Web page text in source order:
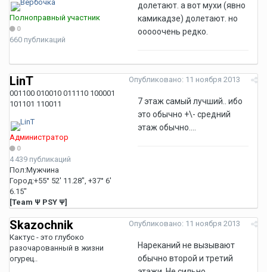
Полноправный участник
0
660 публикаций
долетают. а вот мухи (явно
камикадзе) долетают. но
ооооочень редко.
LinT
001100 010010 011110 100001
101101 110011
Администратор
0
4 439 публикаций
Пол:Мужчина
Город:+55° 52' 11.28", +37° 6'
6.15"
[Team Ψ PSY Ψ]
Опубликовано: 11 ноября 2013
7 этаж самый лучший.. ибо
это обычно +\- средний
этаж обычно....
Skazochnik
Кактус - это глубоко
разочарованный в жизни
огурец..
Опубликовано: 11 ноября 2013
Нареканий не вызывают
обычно второй и третий